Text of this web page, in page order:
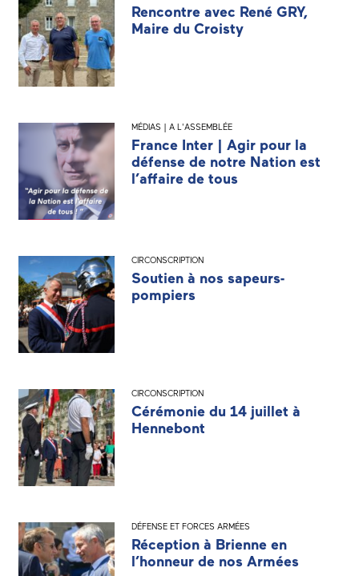
Rencontre avec René GRY,
Maire du Croisty
MÉDIAS | A L'ASSEMBLÉE
France Inter | Agir pour la
défense de notre Nation est
l’affaire de tous
CIRCONSCRIPTION
Soutien à nos sapeurs-
pompiers
CIRCONSCRIPTION
Cérémonie du 14 juillet à
Hennebont
DÉFENSE ET FORCES ARMÉES
Réception à Brienne en
l’honneur de nos Armées